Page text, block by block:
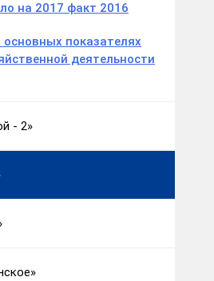
на 2017 факт 2016
показателях
деятельности
- 2»